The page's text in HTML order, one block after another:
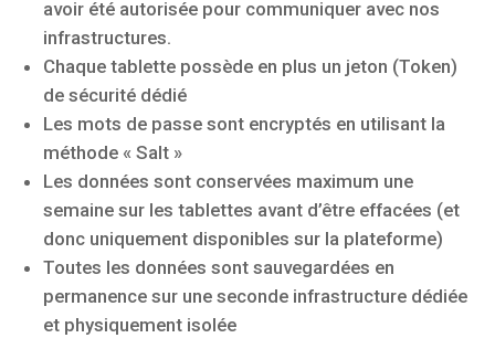
avoir été autorisée pour communiquer avec nos
infrastructures.
Chaque tablette possède en plus un jeton (Token)
de sécurité dédié
Les mots de passe sont encryptés en utilisant la
méthode « Salt »
Les données sont conservées maximum une
semaine sur les tablettes avant d’être effacées (et
donc uniquement disponibles sur la plateforme)
Toutes les données sont sauvegardées en
permanence sur une seconde infrastructure dédiée
et physiquement isolée